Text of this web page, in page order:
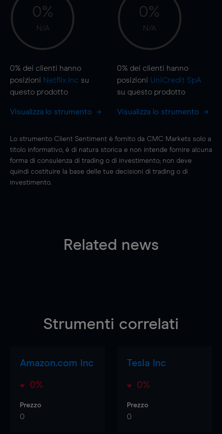
0%
N/A
0% dei clienti hanno
posizioni Netflix Inc su
questo prodotto
Visualizza lo strumento
0%
N/A
0% dei clienti hanno
posizioni UniCredit SpA
su questo prodotto
Visualizza lo strumento
Lo strumento Client Sentiment è fornito da CMC Markets solo a
titolo informativo, è di natura storica e non intende fornire alcuna
forma di consulenza di trading o di investimento; non deve
quindi costituire la base delle tue decisioni di trading o di
investimento.
Related news
Strumenti correlati
Amazon.com Inc
0%
Prezzo
0
Tesla Inc
0%
Prezzo
0